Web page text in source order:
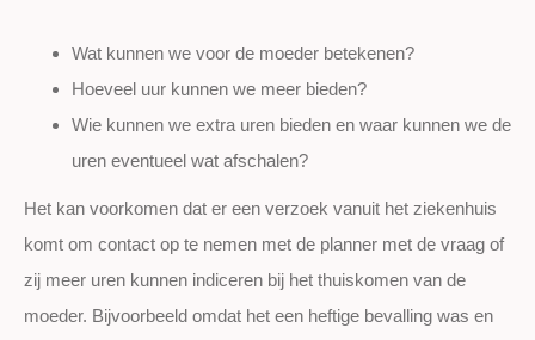
Wat kunnen we voor de moeder betekenen?
Hoeveel uur kunnen we meer bieden?
Wie kunnen we extra uren bieden en waar kunnen we de
uren eventueel wat afschalen?
Het kan voorkomen dat er een verzoek vanuit het ziekenhuis
komt om contact op te nemen met de planner met de vraag of
zij meer uren kunnen indiceren bij het thuiskomen van de
moeder. Bijvoorbeeld omdat het een heftige bevalling was en